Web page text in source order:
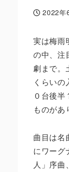
投稿日
2022年
実は梅雨
の中、注
劇まで。
くらい
０台後
ものがあ
曲目は名
にワーグ
人」序曲